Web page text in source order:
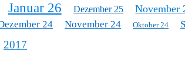
Januar 26 Dezember 25 November
24 November 24 Oktober 24
2017